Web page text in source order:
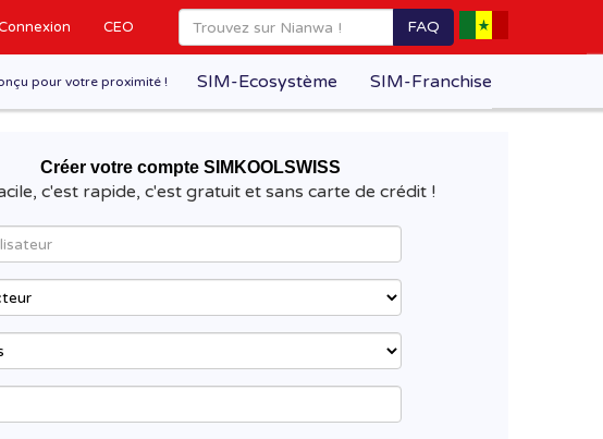
FAQ
CEO
SIM-Franchise
SIM-Ecosystème
pour votre proximité !
Créer votre compte SIMKOOLSWISS
c'est rapide, c'est gratuit et sans carte de crédit !